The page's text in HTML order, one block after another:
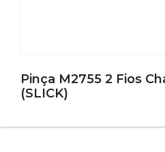
Pinça M2755 2 Fios
(SLICK)